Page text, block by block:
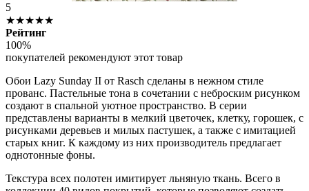
5
★★★★★
Рейтинг
100%
покупателей рекомендуют этот товар
Обои Lazy Sunday II от Rasch сделаны в нежном стиле
прованс. Пастельные тона в сочетании с неброским рисунком
создают в спальной уютное пространство. В серии
представлены варианты в мелкий цветочек, клетку, горошек, с
рисунками деревьев и милых пастушек, а также с имитацией
старых книг. К каждому из них производитель предлагает
однотонные фоны.
Текстура всех полотен имитирует льняную ткань. Всего в